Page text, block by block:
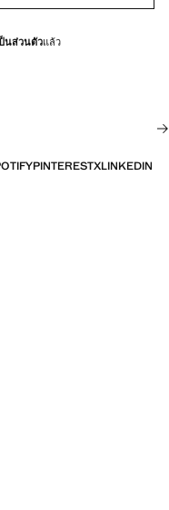
นส่วนตัวแล้ว
PINTERESTXLINKEDIN